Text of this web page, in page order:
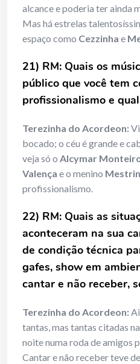
alcance e poderia ter ainda
Mas há estrelas
espaço como Cezzinha e
21) RM: Quais os
público que você tem
profissionalismo e
Terezinha do Acordeon:
bocado; o céu é grande e
veja só o Alcymar
Valença e o menino
profissionalismo.
22) RM: Quais as
aconteceram na sua
de condição técnica
gafes, show em
cantar e não receber,
Terezinha do Acordeon:
tantas, mas tantas citadas
noite numa roda de amigos
Cantar e não receber teve